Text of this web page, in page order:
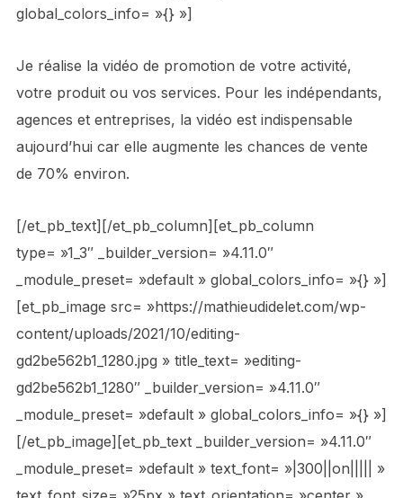
global_colors_info= »{} »]
Je réalise la vidéo de promotion de votre activité,
votre produit ou vos services. Pour les indépendants,
agences et entreprises, la vidéo est indispensable
aujourd’hui car elle augmente les chances de vente
de 70% environ.
[/et_pb_text][/et_pb_column][et_pb_column
type= »1_3″ _builder_version= »4.11.0″
_module_preset= »default » global_colors_info= »{} »]
[et_pb_image src= »https://mathieudidelet.com/wp-
content/uploads/2021/10/editing-
gd2be562b1_1280.jpg » title_text= »editing-
gd2be562b1_1280″ _builder_version= »4.11.0″
_module_preset= »default » global_colors_info= »{} »]
[/et_pb_image][et_pb_text _builder_version= »4.11.0″
_module_preset= »default » text_font= »|300||on||||| »